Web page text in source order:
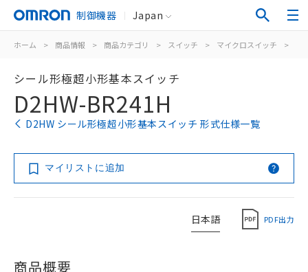
制御機器 Japan
ホーム > 商品情報 > 商品カテゴリ > スイッチ > マイクロスイッチ >
シール形極超小形基本スイッチ
D2HW-BR241H
D2HW シール形極超小形基本スイッチ 形式仕様一覧
マイリストに追加
日本語 PDF出力
商品概要